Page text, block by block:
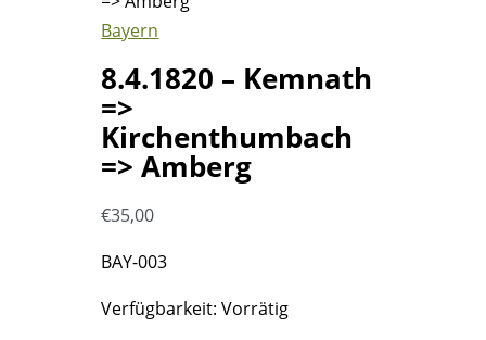
Bayern
8.4.1820 – Kemnath
=>
Kirchenthumbach
=> Amberg
€35,00
BAY-003
Verfügbarkeit: Vorrätig